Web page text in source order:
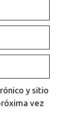
y sitio
vez